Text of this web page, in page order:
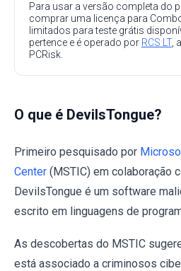
Para usar a versão completa do
comprar uma licença para
limitados para teste grátis
pertence e é operado por RCS LT,
PCRisk.
O que é DevilsTongue?
Primeiro pesquisado por
Center (MSTIC) em colaboração
DevilsTongue é um software
escrito em linguagens de
As descobertas do MSTIC
está associado a criminosos